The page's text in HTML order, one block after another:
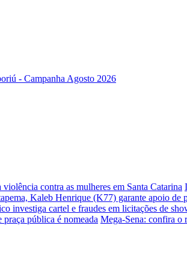
contra as mulheres em Santa Catarina
Kaleb Henrique (K77) garante apoio de
investiga cartel e fraudes em licitações de
pública é nomeada Mega-Sena: confira o